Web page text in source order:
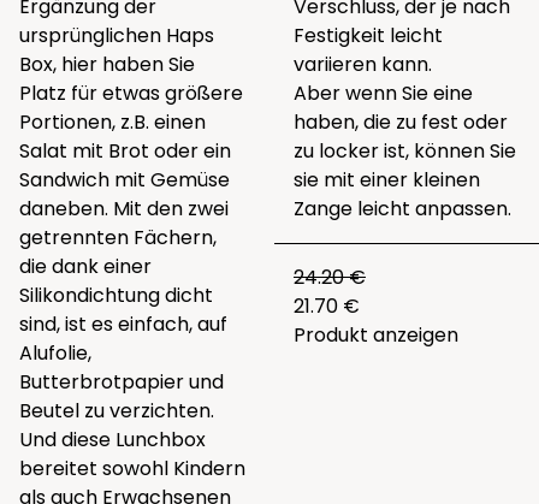
Ergänzung der
ursprünglichen Haps
Box, hier haben Sie
Platz für etwas größere
Portionen, z.B. einen
Salat mit Brot oder ein
Sandwich mit Gemüse
daneben. Mit den zwei
getrennten Fächern,
die dank einer
Silikondichtung dicht
sind, ist es einfach, auf
Alufolie,
Butterbrotpapier und
Beutel zu verzichten.
Und diese Lunchbox
bereitet sowohl Kindern
als auch Erwachsenen
Verschluss, der je nach
Festigkeit leicht
variieren kann.
Aber wenn Sie eine
haben, die zu fest oder
zu locker ist, können Sie
sie mit einer kleinen
Zange leicht anpassen.
24.20 €
21.70 €
Produkt anzeigen